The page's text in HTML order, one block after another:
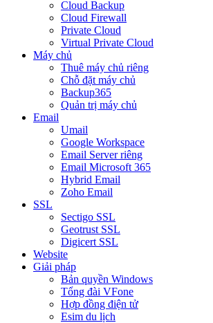
Cloud Backup
Cloud Firewall
Private Cloud
Virtual Private Cloud
Máy chủ
Thuê máy chủ riêng
Chỗ đặt máy chủ
Backup365
Quản trị máy chủ
Email
Umail
Google Workspace
Email Server riêng
Email Microsoft 365
Hybrid Email
Zoho Email
SSL
Sectigo SSL
Geotrust SSL
Digicert SSL
Website
Giải pháp
Bản quyền Windows
Tổng đài VFone
Hợp đồng điện tử
Esim du lịch